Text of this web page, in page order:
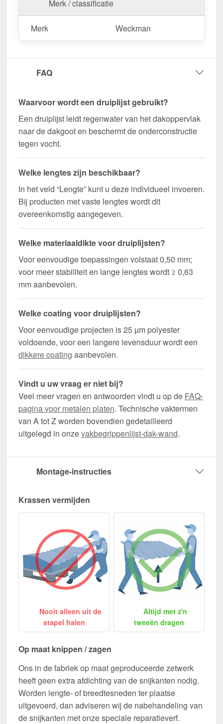
maat gemaakt voor uw project & snel geleverd!
Duurzaam, weerbestendig, op maat gemaakt - bestel
Wegens maatwerk / customisatie van herroepingsrecht uitgezonderd
Merk / classificatie
Merk Weckman
FAQ
Waarvoor wordt een druiplijst gebruikt?
Een druiplijst leidt regenwater van het dakoppervlak
naar de dakgoot en beschermt de onderconstructie
tegen vocht.
Welke lengtes zijn beschikbaar?
In het veld “Lengte” kunt u deze individueel invoeren.
Bij producten met vaste lengtes wordt dit
overeenkomstig aangegeven.
Welke materiaaldikte voor druiplijsten?
Voor eenvoudige toepassingen volstaat 0,50 mm;
voor meer stabiliteit en lange lengtes wordt ≥ 0,63
mm aanbevolen.
Welke coating voor druiplijsten?
Voor eenvoudige projecten is 25 µm polyester
voldoende, voor een langere levensduur wordt een
dikkere coating aanbevolen.
Vindt u uw vraag er niet bij?
Veel meer vragen en antwoorden vindt u op de FAQ-
pagina voor metalen platen. Technische vaktermen
van A tot Z worden bovendien gedetailleerd
uitgelegd in onzevakbegrippenlijst-dak-wand.
Montage-instructies
Krassen vermijden
Nooit alleen uit de
stapel halen
Altijd met z'n
tweeën dragen
Op maat knippen / zagen
Ons in de fabriek op maat geproduceerde zetwerk
heeft geen extra afdichting van de snijkanten nodig.
Worden lengte- of breedtesneden ter plaatse
uitgevoerd, dan adviseren wij de nabehandeling van
de snijkanten met onze speciale reparatieverf.